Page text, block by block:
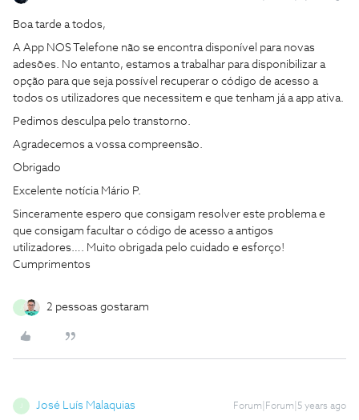
Boa tarde a todos,
A App NOS Telefone não se encontra disponível para novas
adesões. No entanto, estamos a trabalhar para disponibilizar a
opção para que seja possível recuperar o código de acesso a
todos os utilizadores que necessitem e que tenham já a app ativa.
Pedimos desculpa pelo transtorno.
Agradecemos a vossa compreensão.
Obrigado
Excelente notícia Mário P.
Sinceramente espero que consigam resolver este problema e
que consigam facultar o código de acesso a antigos
utilizadores…. Muito obrigada pelo cuidado e esforço!
Cumprimentos
2 pessoas gostaram
José Luís Malaquias Forum|Forum|5 years ago